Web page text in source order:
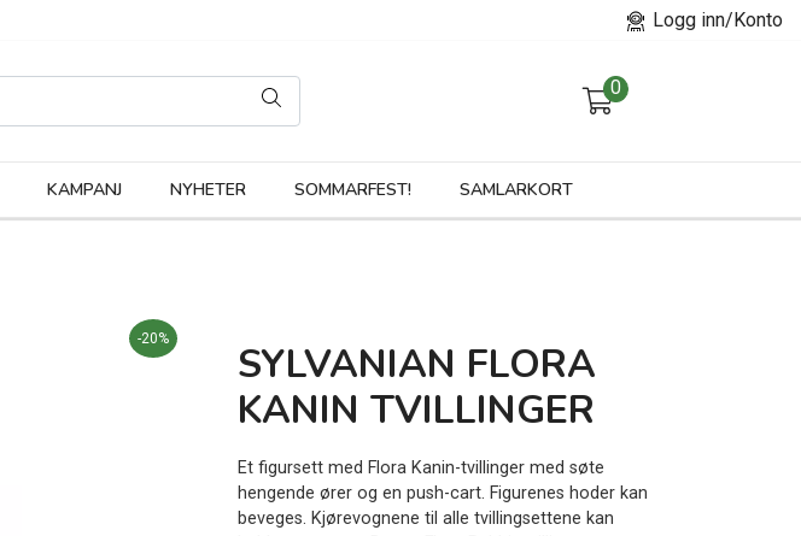
Logg inn/Konto
0
KAMPANJ NYHETER SOMMARFEST! SAMLARKORT
-20%
SYLVANIAN FLORA
KANIN TVILLINGER
Et figursett med Flora Kanin-tvillinger med søte
hengende ører og en push-cart. Figurenes hoder kan
beveges. Kjørevognene til alle tvillingsettene kan